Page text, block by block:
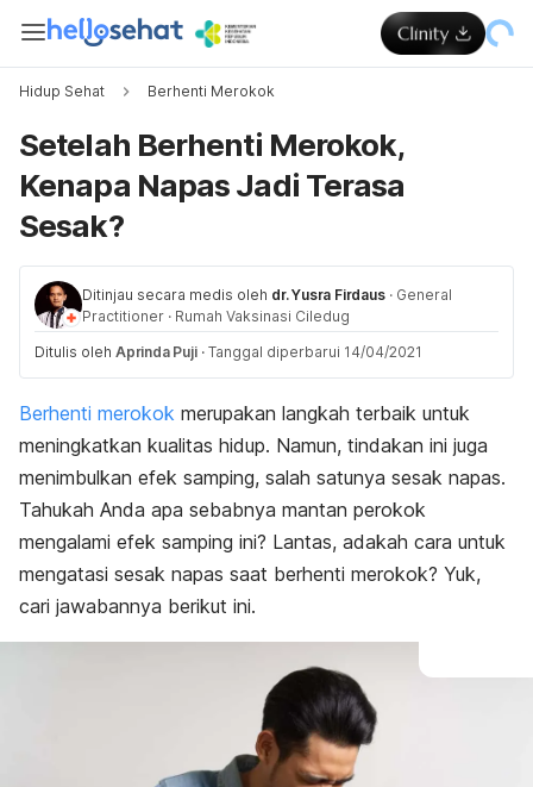
Hidup Sehat Berhenti Merokok
Setelah Berhenti Merokok,
Kenapa Napas Jadi Terasa
Sesak?
Ditinjau secara medis oleh dr. Yusra Firdaus · General
Practitioner · Rumah Vaksinasi Ciledug
Ditulis oleh Aprinda Puji · Tanggal diperbarui 14/04/2021
Berhenti merokok merupakan langkah terbaik untuk
meningkatkan kualitas hidup. Namun, tindakan ini juga
menimbulkan efek samping, salah satunya sesak napas.
Tahukah Anda apa sebabnya mantan perokok
mengalami efek samping ini? Lantas, adakah cara untuk
mengatasi sesak napas saat berhenti merokok? Yuk,
cari jawabannya berikut ini.